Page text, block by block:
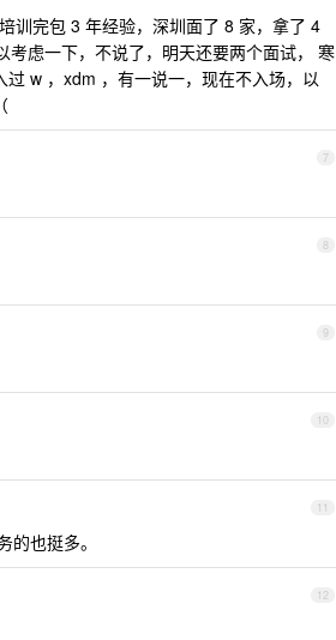
训完包 3 年经验，深圳面了 8 家，拿了 4
虑一下，不说了，明天还要两个面试， 寒
w ，xdm ，有一说一，现在不入场，以
7
8
9
10
11
也挺多。
12